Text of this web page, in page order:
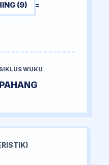
(9) =
SIKLUS WUKU
PAHANG